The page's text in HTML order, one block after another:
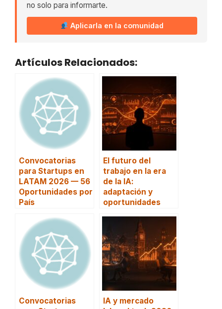
no solo para informarte.
Aplicarla en la comunidad
Artículos Relacionados:
Convocatorias
para Startups en
LATAM 2026 — 56
Oportunidades por
País
El futuro del
trabajo en la era
de la IA:
adaptación y
oportunidades
Convocatorias
IA y mercado